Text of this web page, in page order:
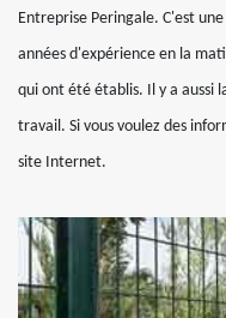
Entreprise Peringale. C'est
années d'expérience en la
qui ont été établis. Il y a aussi
travail. Si vous voulez des
site Internet.